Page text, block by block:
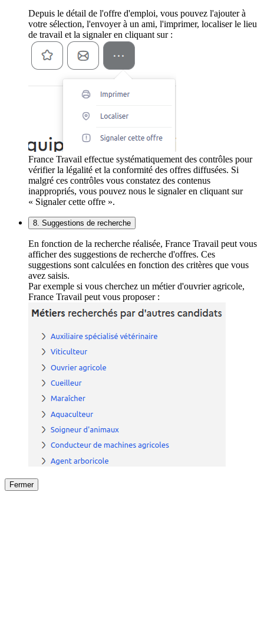
Depuis le détail de l'offre d'emploi, vous pouvez l'ajouter à
votre sélection, l'envoyer à un ami, l'imprimer, localiser le lieu
de travail et la signaler en cliquant sur :
France Travail effectue systématiquement des contrôles pour
vérifier la légalité et la conformité des offres diffusées. Si
malgré ces contrôles vous constatez des contenus
inappropriés, vous pouvez nous le signaler en cliquant sur
« Signaler cette offre ».
8. Suggestions de recherche
En fonction de la recherche réalisée, France Travail peut vous
afficher des suggestions de recherche d'offres. Ces
suggestions sont calculées en fonction des critères que vous
avez saisis.
Par exemple si vous cherchez un métier d'ouvrier agricole,
France Travail peut vous proposer :
Fermer